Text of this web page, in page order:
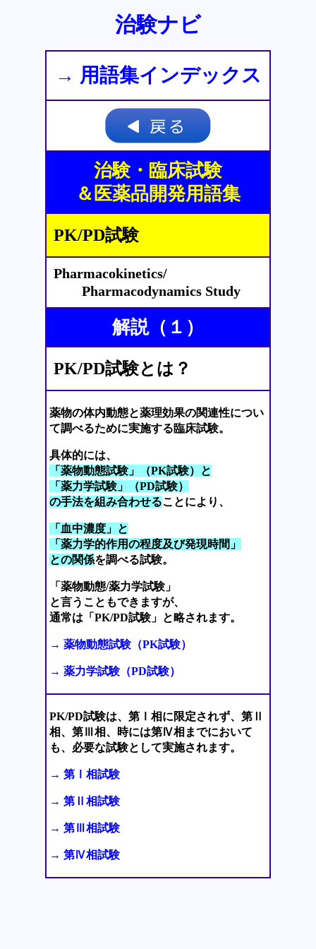
治験ナビ
→ 用語集インデックス
治験・臨床試験
＆医薬品開発用語集
PK/PD試験
Pharmacokinetics/
Pharmacodynamics Study
解説（１）
PK/PD試験とは？
薬物の体内動態と薬理効果の関連性につい
て調べるために実施する臨床試験。
具体的には、
「薬物動態試験」（PK試験）と
「薬力学試験」（PD試験）
の手法を組み合わせることにより、
「血中濃度」と
「薬力学的作用の程度及び発現時間」
との関係を調べる試験。
「薬物動態/薬力学試験」
と言うこともできますが、
通常は「PK/PD試験」と略されます。
→ 薬物動態試験（PK試験）
→ 薬力学試験（PD試験）
PK/PD試験は、第Ⅰ相に限定されず、第Ⅱ
相、第Ⅲ相、時には第Ⅳ相までにおいて
も、必要な試験として実施されます。
→ 第Ⅰ相試験
→ 第Ⅱ相試験
→ 第Ⅲ相試験
→ 第Ⅳ相試験